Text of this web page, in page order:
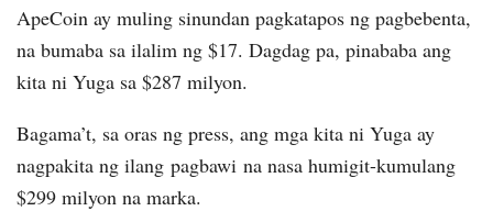
ApeCoin ay muling sinundan pagkatapos ng pagbebenta,
na bumaba sa ilalim ng $17. Dagdag pa, pinababa ang
kita ni Yuga sa $287 milyon.
Bagama’t, sa oras ng press, ang mga kita ni Yuga ay
nagpakita ng ilang pagbawi na nasa humigit-kumulang
$299 milyon na marka.